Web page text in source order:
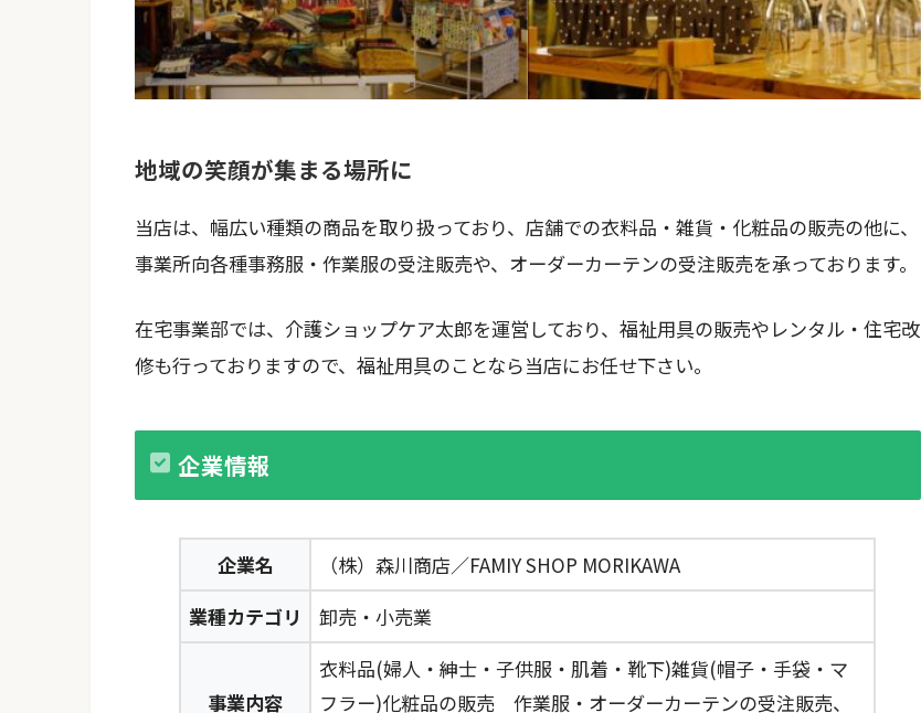
地域の笑顔が集まる場所に
当店は、幅広い種類の商品を取り扱っており、店舗での衣料品・雑貨・化粧品の販売の他に、
事業所向各種事務服・作業服の受注販売や、オーダーカーテンの受注販売を承っております。
在宅事業部では、介護ショップケア太郎を運営しており、福祉用具の販売やレンタル・住宅改
修も行っておりますので、福祉用具のことなら当店にお任せ下さい。
企業情報
企業名
（株）森川商店／FAMIY SHOP MORIKAWA
業種カテゴリ
卸売・小売業
事業内容
衣料品(婦人・紳士・子供服・肌着・靴下)雑貨(帽子・手袋・マ
フラー)化粧品の販売 作業服・オーダーカーテンの受注販売、